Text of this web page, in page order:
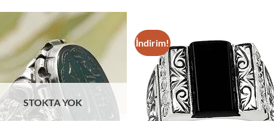
wishlist
STOKTA YOK
İndirim!
Add to
wishlist